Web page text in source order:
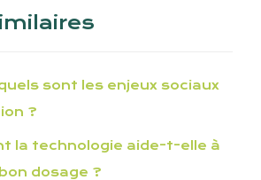
sont les enjeux sociaux
?
la technologie aide-t-elle à
dosage ?